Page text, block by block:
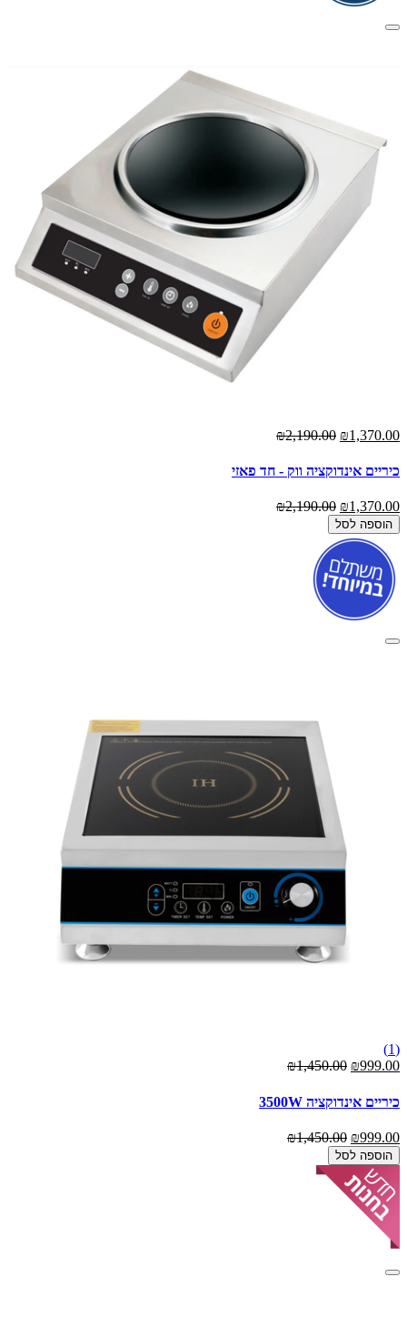
₪1,370.00
₪2,190.00
כיריים אינדוקציה ווק - חד פאזי
₪1,370.00
₪2,190.00
הוספה לסל
(1)
₪999.00
₪1,450.00
כיריים אינדוקציה 3500W
₪999.00
₪1,450.00
הוספה לסל